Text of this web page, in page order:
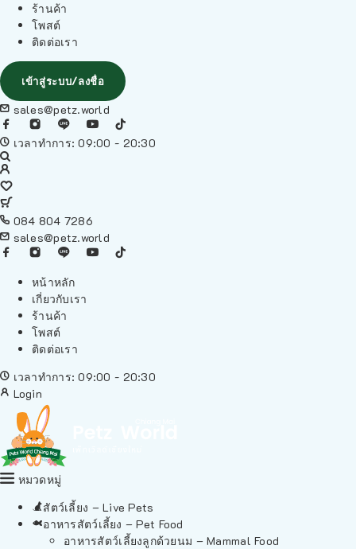
ร้านค้า
โพสต์
ติดต่อเรา
เข้าสู่ระบบ/ลงชื่อ
sales@petz.world
เวลาทำการ: 09:00 - 20:30
084 804 7286
sales@petz.world
หน้าหลัก
เกี่ยวกับเรา
ร้านค้า
โพสต์
ติดต่อเรา
เวลาทำการ: 09:00 - 20:30
Login
หมวดหมู่
สัตว์เลี้ยง – Live Pets
อาหารสัตว์เลี้ยง – Pet Food
อาหารสัตว์เลี้ยงลูกด้วยนม – Mammal Food